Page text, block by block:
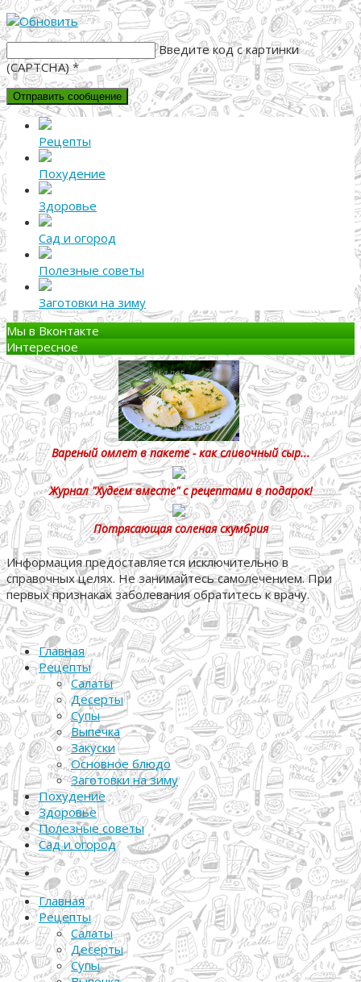
Введите код с картинки
(CAPTCHA)*
Рецепты
Похудение
Здоровье
Сад и огород
Полезные советы
Заготовки на зиму
Мы в Вконтакте
Интересное
Вареный омлет в пакете - как сливочный сыр...
Журнал "Худеем вместе" с рецептами в подарок!
Потрясающая соленая скумбрия
Информация предоставляется исключительно в
справочных целях. Не занимайтесь самолечением. При
первых признаках заболевания обратитесь к врачу.
Главная
Рецепты
Салаты
Десерты
Супы
Выпечка
Закуски
Основное блюдо
Заготовки на зиму
Похудение
Здоровье
Полезные советы
Сад и огород
Главная
Рецепты
Салаты
Десерты
Супы